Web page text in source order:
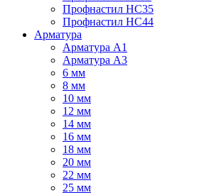
Профнастил НС35
Профнастил НС44
Арматура
Арматура А1
Арматура А3
6 мм
8 мм
10 мм
12 мм
14 мм
16 мм
18 мм
20 мм
22 мм
25 мм